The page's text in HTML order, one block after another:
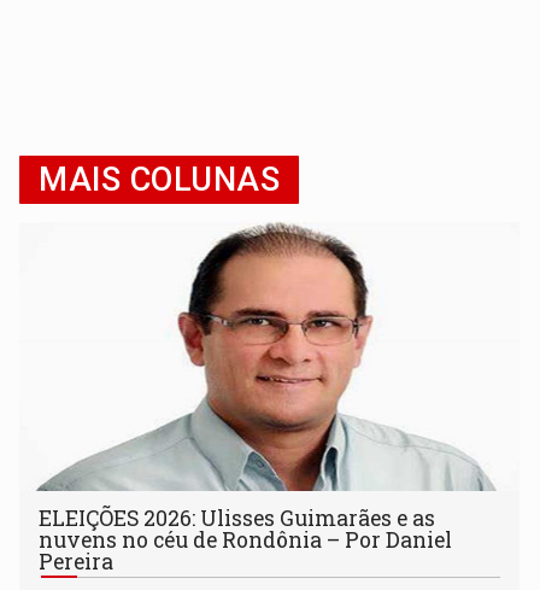
MAIS COLUNAS
ELEIÇÕES 2026: Ulisses Guimarães e as
nuvens no céu de Rondônia – Por Daniel
Pereira